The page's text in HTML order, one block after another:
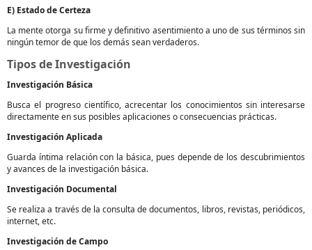
E) Estado de Certeza
La mente otorga su firme y definitivo asentimiento a uno de sus términos sin
ningún temor de que los demás sean verdaderos.
Tipos de Investigación
Investigación Básica
Busca el progreso científico, acrecentar los conocimientos sin interesarse
directamente en sus posibles aplicaciones o consecuencias prácticas.
Investigación Aplicada
Guarda íntima relación con la básica, pues depende de los descubrimientos
y avances de la investigación básica.
Investigación Documental
Se realiza a través de la consulta de documentos, libros, revistas, periódicos,
internet, etc.
Investigación de Campo